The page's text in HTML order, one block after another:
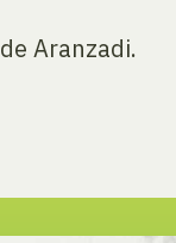
Aranzadi.